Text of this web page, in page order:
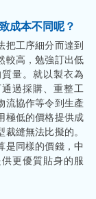
成本不同呢？
把工序細分而達到
較高，勉強訂出低
量。就以製衣為
過採購、重整工
流協作等令到生產
極低的價格提供成
縫無法比擬的。
是同樣的價錢，中
更優質貼身的服